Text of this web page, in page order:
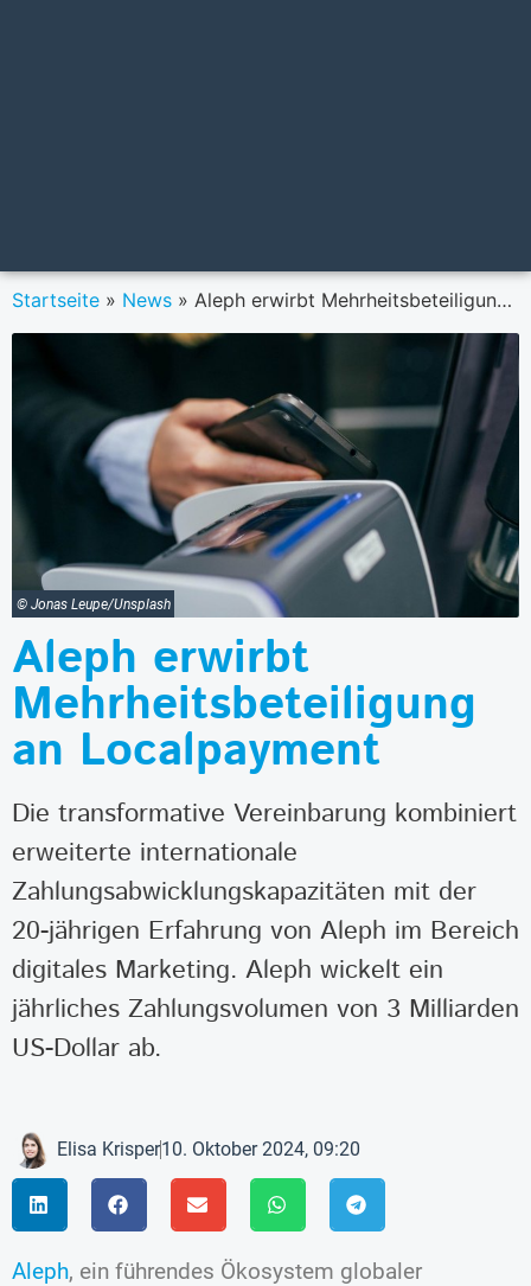
Startseite » News » Aleph erwirbt Mehrheitsbeteiligung an Localpayment
© Jonas Leupe/Unsplash
Aleph erwirbt
Mehrheitsbeteiligung
an Localpayment
Die transformative Vereinbarung kombiniert
erweiterte internationale
Zahlungsabwicklungskapazitäten mit der
20-jährigen Erfahrung von Aleph im Bereich
digitales Marketing. Aleph wickelt ein
jährliches Zahlungsvolumen von 3 Milliarden
US-Dollar ab.
Elisa Krisper10. Oktober 2024, 09:20
Aleph, ein führendes Ökosystem globaler